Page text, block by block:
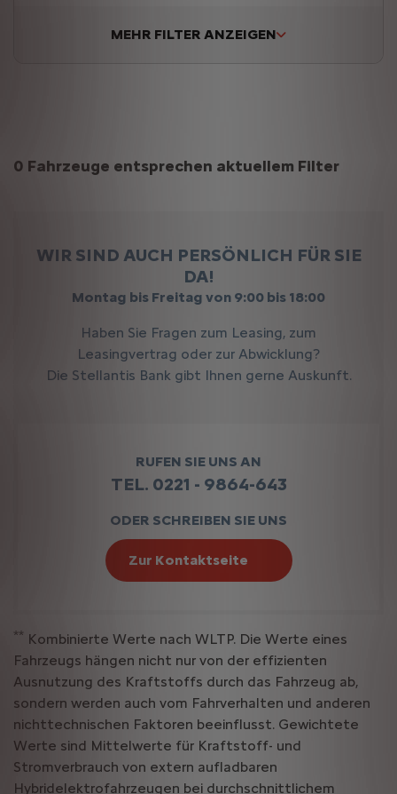
MEHR FILTER ANZEIGEN
Suchergebnisse
0 Fahrzeuge entsprechen aktuellem Filter
WIR SIND AUCH PERSÖNLICH FÜR SIE
DA!
Montag bis Freitag von 9:00 bis 18:00
Haben Sie Fragen zum Leasing, zum
Leasingvertrag oder zur Abwicklung?
Die Stellantis Bank gibt Ihnen gerne Auskunft.
RUFEN SIE UNS AN
TEL. 0221 - 9864-643
ODER SCHREIBEN SIE UNS
Zur Kontaktseite
** Kombinierte Werte nach WLTP. Die Werte eines
Fahrzeugs hängen nicht nur von der effizienten
Ausnutzung des Kraftstoffs durch das Fahrzeug ab,
sondern werden auch vom Fahrverhalten und anderen
nichttechnischen Faktoren beeinflusst. Gewichtete
Werte sind Mittelwerte für Kraftstoff- und
Stromverbrauch von extern aufladbaren
Hybridelektrofahrzeugen bei durchschnittlichem